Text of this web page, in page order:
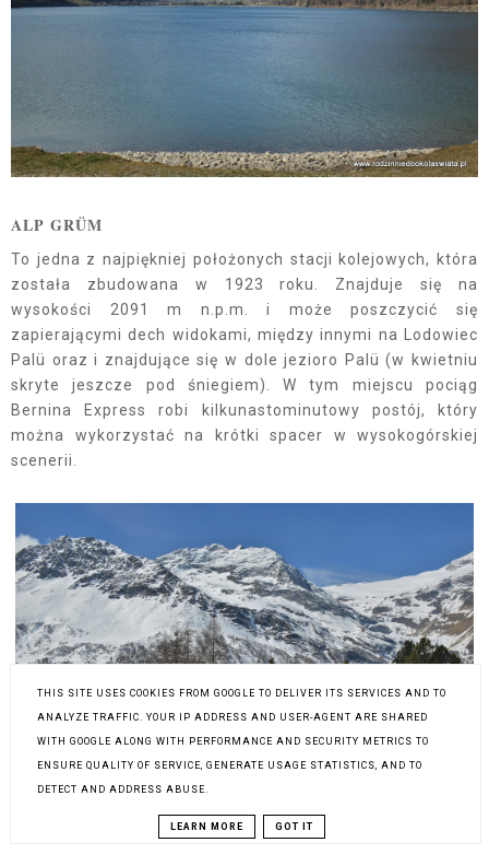
ALP GRÜM
To jedna z najpiękniej położonych stacji kolejowych, która
została zbudowana w 1923 roku. Znajduje się na
wysokości 2091 m n.p.m. i może poszczycić się
zapierającymi dech widokami, między innymi na Lodowiec
Palü oraz i znajdujące się w dole jezioro Palü (w kwietniu
skryte jeszcze pod śniegiem). W tym miejscu pociąg
Bernina Express robi kilkunastominutowy postój, który
można wykorzystać na krótki spacer w wysokogórskiej
scenerii.
Z Lodowcem Palü
THIS SITE USES COOKIES FROM GOOGLE TO DELIVER ITS SERVICES AND TO
ANALYZE TRAFFIC. YOUR IP ADDRESS AND USER-AGENT ARE SHARED
WITH GOOGLE ALONG WITH PERFORMANCE AND SECURITY METRICS TO
ENSURE QUALITY OF SERVICE, GENERATE USAGE STATISTICS, AND TO
DETECT AND ADDRESS ABUSE.
LEARN MORE GOT IT